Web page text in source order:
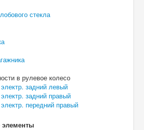
стекла
в рулевое колесо
задний левый
задний правый
передний правый
элементы